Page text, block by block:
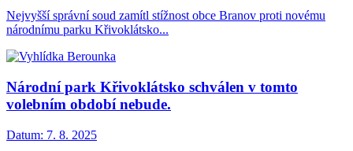
Nejvyšší správní soud zamítl stížnost obce Branov proti novému
národnímu parku Křivoklátsko...
Národní park Křivoklátsko schválen v tomto
volebním období nebude.
Datum: 7. 8. 2025